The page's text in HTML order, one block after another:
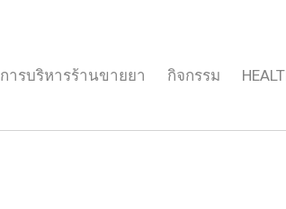
การบริหารร้านขายยา กิจกรรม